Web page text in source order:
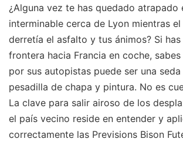
¿Alguna vez te has quedado atrapado
interminable cerca de Lyon mientras
derretía el asfalto y tus ánimos? Si
frontera hacia Francia en coche,
por sus autopistas puede ser una
pesadilla de chapa y pintura. No es
La clave para salir airoso de los
el país vecino reside en entender y
correctamente las Previsions Bison